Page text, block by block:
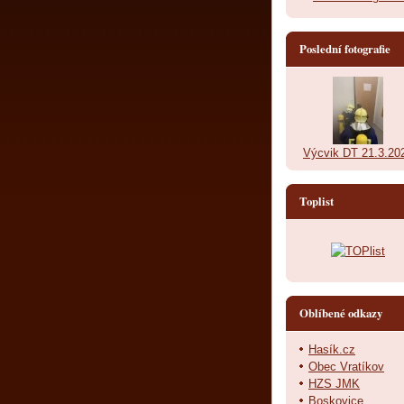
Poslední fotografie
Výcvik DT
Toplist
Oblíbené odkazy
Hasík.cz
Obec Vratíkov
HZS JMK
Boskovice